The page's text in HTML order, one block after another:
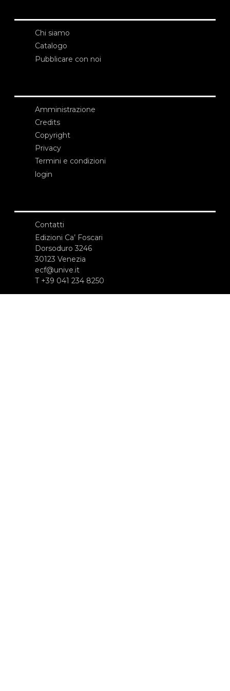
Chi siamo
Catalogo
Pubblicare con noi
Amministrazione
Credits
Copyright
Privacy
Termini e condizioni
login
Contatti
Edizioni Ca’ Foscari
Dorsoduro 3246
30123 Venezia
ecf@unive.it
T +39 041 234 8250